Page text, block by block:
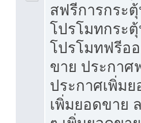
สฟรีการกระ
โปรโมทกระ
โปรโมทฟรีอ
ขาย ประกาศ
ประกาศเพิ่ม
เพิ่มยอดขาย